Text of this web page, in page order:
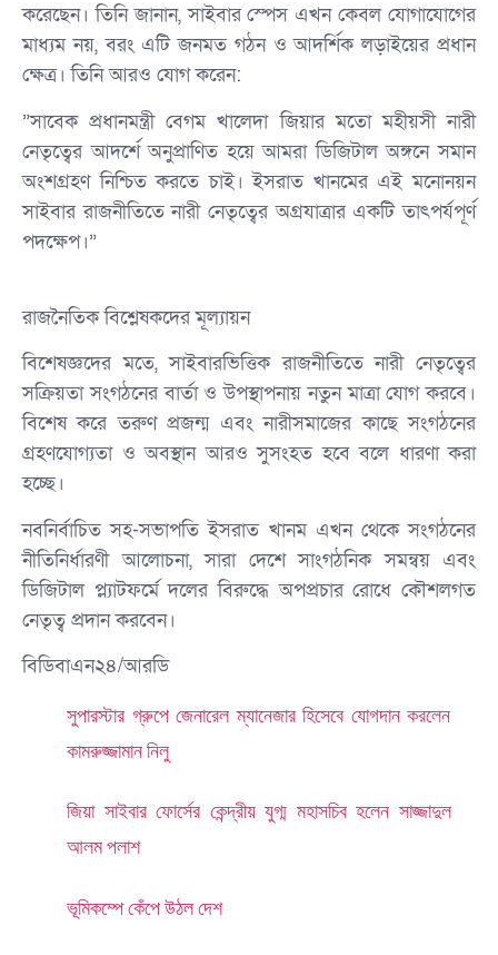
করেছেন। তিনি জানান, সাইবার স্পেস এখন কেবল যোগাযোগের
মাধ্যম নয়, বরং এটি জনমত গঠন ও আদর্শিক লড়াইয়ের প্রধান
ক্ষেত্র। তিনি আরও যোগ করেন:
​”সাবেক প্রধানমন্ত্রী বেগম খালেদা জিয়ার মতো মহীয়সী নারী
নেতৃত্বের আদর্শে অনুপ্রাণিত হয়ে আমরা ডিজিটাল অঙ্গনে সমান
অংশগ্রহণ নিশ্চিত করতে চাই। ইসরাত খানমের এই মনোনয়ন
সাইবার রাজনীতিতে নারী নেতৃত্বের অগ্রযাত্রার একটি তাৎপর্যপূর্ণ
পদক্ষেপ।”
​রাজনৈতিক বিশ্লেষকদের মূল্যায়ন
​বিশেষজ্ঞদের মতে, সাইবারভিত্তিক রাজনীতিতে নারী নেতৃত্বের
সক্রিয়তা সংগঠনের বার্তা ও উপস্থাপনায় নতুন মাত্রা যোগ করবে।
বিশেষ করে তরুণ প্রজন্ম এবং নারীসমাজের কাছে সংগঠনের
গ্রহণযোগ্যতা ও অবস্থান আরও সুসংহত হবে বলে ধারণা করা
হচ্ছে।
​নবনির্বাচিত সহ-সভাপতি ইসরাত খানম এখন থেকে সংগঠনের
নীতিনির্ধারণী আলোচনা, সারা দেশে সাংগঠনিক সমন্বয় এবং
ডিজিটাল প্ল্যাটফর্মে দলের বিরুদ্ধে অপপ্রচার রোধে কৌশলগত
নেতৃত্ব প্রদান করবেন।
বিডিবাএন২৪/আরডি
সুপারস্টার গ্রুপে জেনারেল ম্যানেজার হিসেবে যোগদান করলেন
কামরুজ্জামান নিলু
জিয়া সাইবার ফোর্সের কেন্দ্রীয় যুগ্ম মহাসচিব হলেন সাজ্জাদুল
আলম পলাশ
ভূমিকম্পে কেঁপে উঠল দেশ